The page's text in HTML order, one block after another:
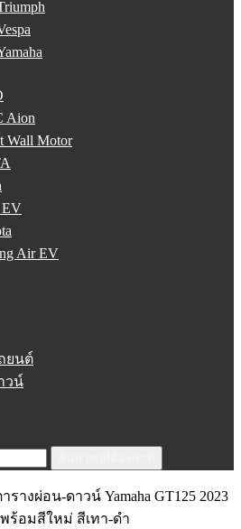
Aion
Wall Motor
Air EV
ยนต์
วน์
รางผ่อน-ดาวน์ Yamaha GT125 2023
ร้อมสีใหม่ สีเทา-ดำ